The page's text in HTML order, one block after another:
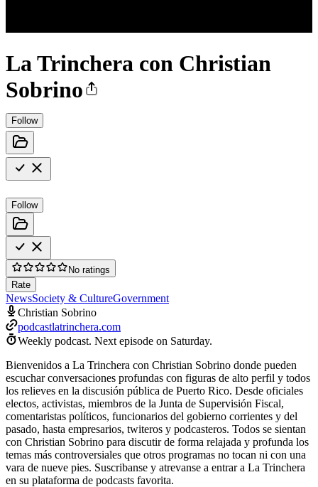
La Trinchera con Christian
Sobrino
Follow
Follow
No ratings
Rate
NewsSociety & CultureGovernment
Christian Sobrino
podcastlatrinchera.com
Weekly podcast. Next episode on Saturday.
Bienvenidos a La Trinchera con Christian Sobrino donde pueden
escuchar conversaciones profundas con figuras de alto perfil y todos
los relieves en la discusión pública de Puerto Rico. Desde oficiales
electos, activistas, miembros de la Junta de Supervisión Fiscal,
comentaristas políticos, funcionarios del gobierno corrientes y del
pasado, hasta empresarios, twiteros y podcasteros. Todos se sientan
con Christian Sobrino para discutir de forma relajada y profunda los
temas más controversiales que otros programas no tocan ni con una
vara de nueve pies. Suscribanse y atrevanse a entrar a La Trinchera
en su plataforma de podcasts favorita.